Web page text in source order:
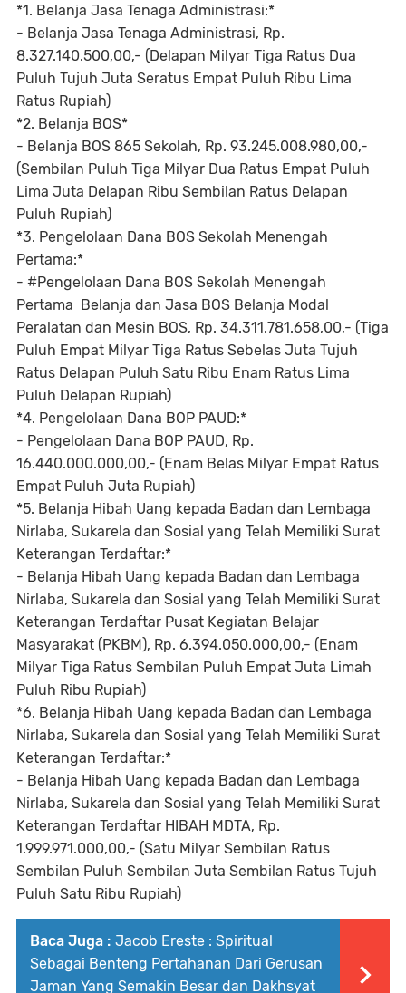
*1. Belanja Jasa Tenaga Administrasi:*
- Belanja Jasa Tenaga Administrasi, Rp.
8.327.140.500,00,- (Delapan Milyar Tiga Ratus Dua
Puluh Tujuh Juta Seratus Empat Puluh Ribu Lima
Ratus Rupiah)
*2. Belanja BOS*
- Belanja BOS 865 Sekolah, Rp. 93.245.008.980,00,-
(Sembilan Puluh Tiga Milyar Dua Ratus Empat Puluh
Lima Juta Delapan Ribu Sembilan Ratus Delapan
Puluh Rupiah)
*3. Pengelolaan Dana BOS Sekolah Menengah
Pertama:*
- #Pengelolaan Dana BOS Sekolah Menengah
Pertama Belanja dan Jasa BOS Belanja Modal
Peralatan dan Mesin BOS, Rp. 34.311.781.658,00,- (Tiga
Puluh Empat Milyar Tiga Ratus Sebelas Juta Tujuh
Ratus Delapan Puluh Satu Ribu Enam Ratus Lima
Puluh Delapan Rupiah)
*4. Pengelolaan Dana BOP PAUD:*
- Pengelolaan Dana BOP PAUD, Rp.
16.440.000.000,00,- (Enam Belas Milyar Empat Ratus
Empat Puluh Juta Rupiah)
*5. Belanja Hibah Uang kepada Badan dan Lembaga
Nirlaba, Sukarela dan Sosial yang Telah Memiliki Surat
Keterangan Terdaftar:*
- Belanja Hibah Uang kepada Badan dan Lembaga
Nirlaba, Sukarela dan Sosial yang Telah Memiliki Surat
Keterangan Terdaftar Pusat Kegiatan Belajar
Masyarakat (PKBM), Rp. 6.394.050.000,00,- (Enam
Milyar Tiga Ratus Sembilan Puluh Empat Juta Limah
Puluh Ribu Rupiah)
*6. Belanja Hibah Uang kepada Badan dan Lembaga
Nirlaba, Sukarela dan Sosial yang Telah Memiliki Surat
Keterangan Terdaftar:*
- Belanja Hibah Uang kepada Badan dan Lembaga
Nirlaba, Sukarela dan Sosial yang Telah Memiliki Surat
Keterangan Terdaftar HIBAH MDTA, Rp.
1.999.971.000,00,- (Satu Milyar Sembilan Ratus
Sembilan Puluh Sembilan Juta Sembilan Ratus Tujuh
Puluh Satu Ribu Rupiah)
Baca Juga : Jacob Ereste : Spiritual
Sebagai Benteng Pertahanan Dari Gerusan
Jaman Yang Semakin Besar dan Dakhsyat